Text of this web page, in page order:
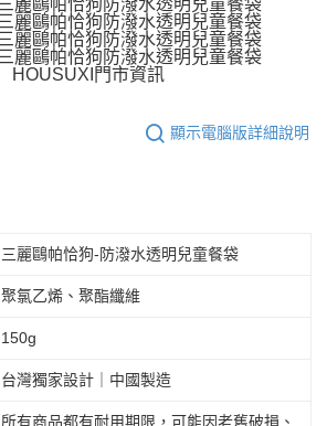
顯示電腦版詳細說明
三麗鷗帕恰狗-防潑水透明兒童餐袋
聚氯乙烯、聚酯纖維
150g
台灣獨家設計｜中國製造
所有商品都有耐用期限，可能因老舊破損、